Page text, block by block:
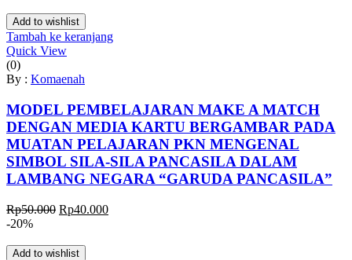
Add to wishlist
Tambah ke keranjang
Quick View
(0)
By : Komaenah
MODEL PEMBELAJARAN MAKE A MATCH
DENGAN MEDIA KARTU BERGAMBAR PADA
MUATAN PELAJARAN PKN MENGENAL
SIMBOL SILA-SILA PANCASILA DALAM
LAMBANG NEGARA “GARUDA PANCASILA”
Rp50.000 Rp40.000
-20%
Add to wishlist